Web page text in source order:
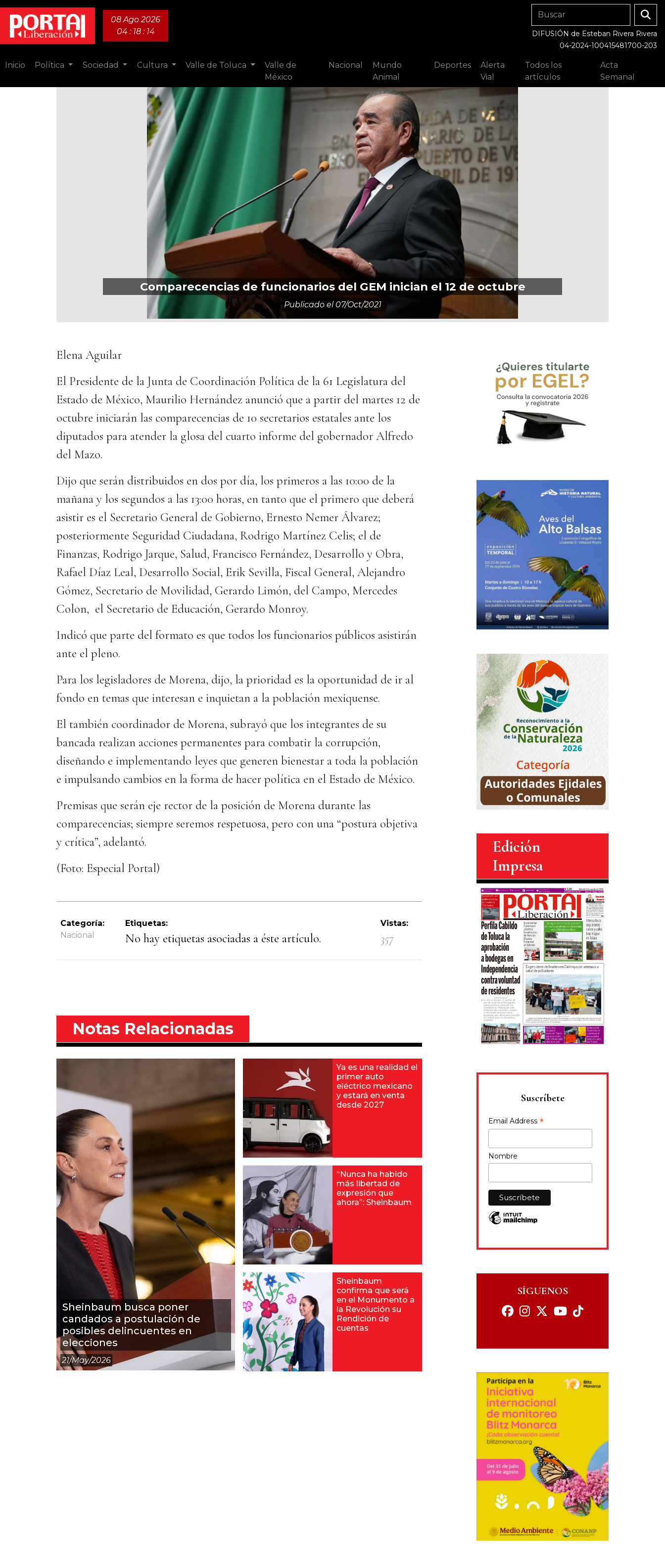
08 Ago 2026
04 : 18 : 15
DIFUSIÓN de Esteban Rivera Rivera
04-2024-100415481700-203
Inicio Política Sociedad Cultura Valle de Toluca
Valle de
México
Nacional
Mundo
Animal
Deportes
Alerta
Vial
Todos los
artículos
Acta
Semanal
Comparecencias de funcionarios del GEM inician el 12 de octubre
Publicado el 07/oct/2021
Elena Aguilar
El Presidente de la Junta de Coordinación Política de la 61 Legislatura del
Estado de México, Maurilio Hernández anunció que a partir del martes 12 de
octubre iniciarán las comparecencias de 10 secretarios estatales ante los
diputados para atender la glosa del cuarto informe del gobernador Alfredo
del Mazo.
Dijo que serán distribuidos en dos por día, los primeros a las 10:00 de la
mañana y los segundos a las 13:00 horas, en tanto que el primero que deberá
asistir es el Secretario General de Gobierno, Ernesto Nemer Álvarez;
posteriormente Seguridad Ciudadana, Rodrigo Martínez Celis; el de
Finanzas, Rodrigo Jarque, Salud, Francisco Fernández, Desarrollo y Obra,
Rafael Díaz Leal, Desarrollo Social, Erik Sevilla, Fiscal General, Alejandro
Gómez, Secretario de Movilidad, Gerardo Limón, del Campo, Mercedes
Colon, el Secretario de Educación, Gerardo Monroy.
Indicó que parte del formato es que todos los funcionarios públicos asistirán
ante el pleno.
Para los legisladores de Morena, dijo, la prioridad es la oportunidad de ir al
fondo en temas que interesan e inquietan a la población mexiquense.
El también coordinador de Morena, subrayó que los integrantes de su
bancada realizan acciones permanentes para combatir la corrupción,
diseñando e implementando leyes que generen bienestar a toda la población
e impulsando cambios en la forma de hacer política en el Estado de México.
Premisas que serán eje rector de la posición de Morena durante las
comparecencias; siempre seremos respetuosa, pero con una “postura objetiva
y crítica”, adelantó.
(Foto: Especial Portal)
Categoría:
Nacional
Etiquetas:
No hay etiquetas asociadas a éste artículo.
Vistas:
357
Notas Relacionadas
Sheinbaum busca poner
candados a postulación de
posibles delincuentes en
elecciones
21/may/2026
Ya es una realidad el
primer auto
eléctrico mexicano
y estará en venta
desde 2027
“Nunca ha habido
más libertad de
expresión que
ahora”: Sheinbaum
Sheinbaum
confirma que será
en el Monumento a
la Revolución su
Rendición de
cuentas
Edición
Impresa
Suscríbete
Email Address *
Nombre
SÍGUENOS